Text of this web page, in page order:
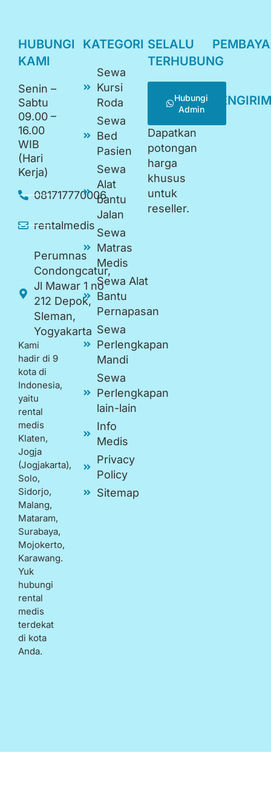
HUBUNGI
KAMI
Senin –
Sabtu
09.00 –
16.00
WIB
(Hari
Kerja)
081717770006
rentalmedis
Perumnas
Condongcatur,
Jl Mawar 1 no
212 Depok,
Sleman,
Yogyakarta
Kami
hadir di 9
kota di
Indonesia,
yaitu
rental
medis
Klaten,
Jogja
(Jogjakarta),
Solo,
Sidorjo,
Malang,
Mataram,
Surabaya,
Mojokerto,
Karawang.
Yuk
hubungi
rental
medis
terdekat
di kota
Anda.
KATEGORI
Sewa
Kursi
Roda
Sewa
Bed
Pasien
Sewa
Alat
bantu
Jalan
Sewa
Matras
Medis
Sewa Alat
Bantu
Pernapasan
Sewa
Perlengkapan
Mandi
Sewa
Perlengkapan
lain-lain
Info
Medis
Privacy
Policy
Sitemap
SELALU
TERHUBUNG
Hubungi
Admin
Dapatkan
potongan
harga
khusus
untuk
reseller.